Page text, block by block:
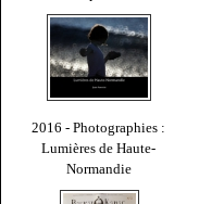
2016 - Photographies :
Lumières de Haute-
Normandie